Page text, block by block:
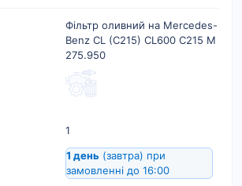
Фільтр оливний на Mercedes-
Benz CL (C215) CL600 C215 M
275.950
1
1 день (завтра) при
замовленні до 16:00